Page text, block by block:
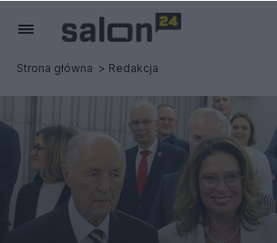
Strona główna Redakcja